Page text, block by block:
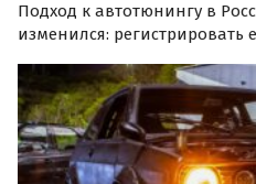
Подход к автотюнингу в
изменился: регистрировать
«забраковываются» прямо